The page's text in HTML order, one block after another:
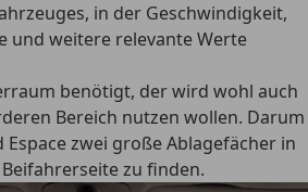
in der Geschwindigkeit,
und weitere relevante Werte
benötigt, der wird wohl auch
Bereich nutzen wollen. Darum
Espacezwei große Ablagefächer in
zu finden.